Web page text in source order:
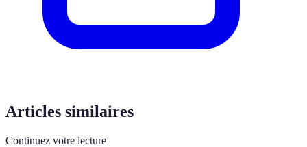
Articles similaires
Continuez votre lecture